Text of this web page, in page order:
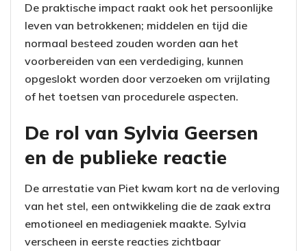
De praktische impact raakt ook het persoonlijke
leven van betrokkenen; middelen en tijd die
normaal besteed zouden worden aan het
voorbereiden van een verdediging, kunnen
opgeslokt worden door verzoeken om vrijlating
of het toetsen van procedurele aspecten.
De rol van Sylvia Geersen
en de publieke reactie
De arrestatie van Piet kwam kort na de verloving
van het stel, een ontwikkeling die de zaak extra
emotioneel en mediageniek maakte. Sylvia
verscheen in eerste reacties zichtbaar